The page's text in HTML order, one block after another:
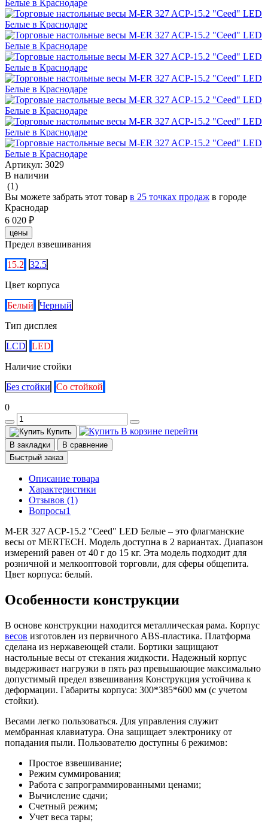
Артикул: 3029
В наличии
(1)
Вы можете забрать этот товар в 25 точках продаж в городе
Краснодар
6 020 ₽
цены
Предел взвешивания
15.2
32.5
Цвет корпуса
Белый
Черный
Тип дисплея
LCD
LED
Наличие стойки
Без стойки
Со стойкой
0
Купить В корзине перейти
В закладки
В сравнение
Быстрый заказ
Описание товара
Характеристики
Отзывов (1)
Вопросы1
M-ER 327 ACP-15.2 "Ceed" LED Белые – это флагманские
весы от MERTECH. Модель доступна в 2 вариантах. Диапазон
измерений равен от 40 г до 15 кг. Эта модель подходит для
розничной и мелкооптовой торговли, для сферы общепита.
Цвет корпуса: белый.
Особенности конструкции
В основе конструкции находится металлическая рама. Корпус
весов изготовлен из первичного ABS-пластика. Платформа
сделана из нержавеющей стали. Бортики защищают
настольные весы от стекания жидкости. Надежный корпус
выдерживает нагрузки в пять раз превышающие максимально
допустимый предел взвешивания Конструкция устойчива к
деформации. Габариты корпуса: 300*385*600 мм (с учетом
стойки).
Весами легко пользоваться. Для управления служит
мембранная клавиатура. Она защищает электронику от
попадания пыли. Пользователю доступны 6 режимов:
Простое взвешивание;
Режим суммирования;
Работа с запрограммированными ценами;
Вычисление сдачи;
Счетный режим;
Учет веса тары;